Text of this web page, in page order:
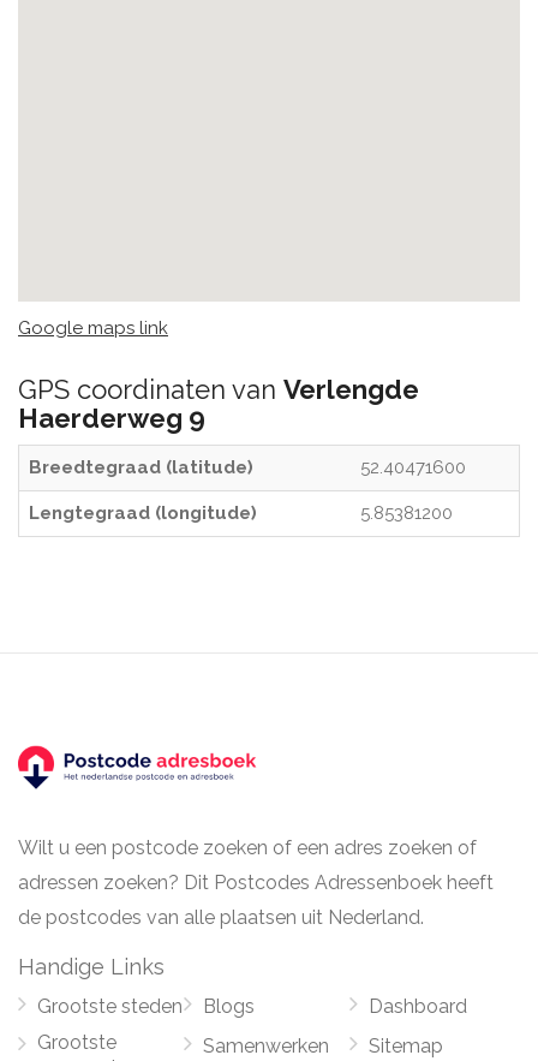
Google maps link
GPS coordinaten van Verlengde
Haerderweg 9
Breedtegraad (latitude) 52.40471600
Lengtegraad (longitude) 5.85381200
Wilt u een postcode zoeken of een adres zoeken of
adressen zoeken? Dit Postcodes Adressenboek heeft
de postcodes van alle plaatsen uit Nederland.
Handige Links
Grootste steden
Grootste
Blogs
Samenwerken
Dashboard
Sitemap